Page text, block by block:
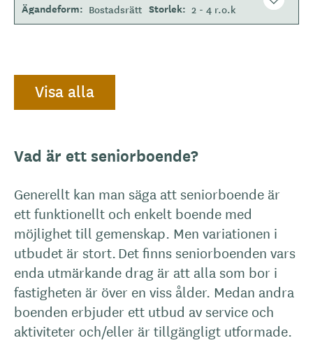
Ägandeform Bostadsrätt Storlek 2 - 4 r.o.k
Visa alla
Vad är ett seniorboende?
Generellt kan man säga att seniorboende är
ett funktionellt och enkelt boende med
möjlighet till gemenskap. Men variationen i
utbudet är stort. Det finns seniorboenden vars
enda utmärkande drag är att alla som bor i
fastigheten är över en viss ålder. Medan andra
boenden erbjuder ett utbud av service och
aktiviteter och/eller är tillgängligt utformade.